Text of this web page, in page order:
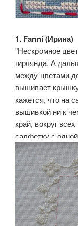
1. Fanni (Ирина)
"Нескромное
гирлянда. А
между цветами
вышивает
кажется, что на
вышивкой ни к
край, вокруг
салфетку с одной